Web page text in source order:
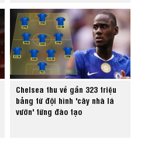
Chelsea thu về gần 323 triệu
bảng từ đội hình 'cây nhà lá
vườn' từng đào tạo